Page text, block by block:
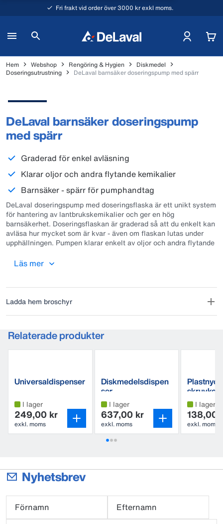
Fri frakt vid order över 3000 kr exkl moms.
Hem Webshop Rengöring & Hygien
Diskmedel
Doseringsutrustning
DeLaval barnsäker doseringspump med spärr
DeLaval barnsäker doseringspump
med spärr
Graderad för enkel avläsning
Klarar oljor och andra flytande kemikalier
Barnsäker - spärr för pumphandtag
DeLaval doseringspump med doseringsflaska är ett unikt system
för hantering av lantbrukskemikalier och ger en hög
barnsäkerhet. Doseringsflaskan är graderad så att du enkelt kan
avläsa hur mycket som är kvar - även om flaskan lutas under
upphällningen. Pumpen klarar enkelt av oljor och andra flytande
Pumpen har hög kapacitet - med några få pumpslag fylls den
pumpen. Bekvämt greppvänligt handtag. Smidigt
hanteringssystem med integrerad flaska minskar risken för
för 60 och 200 liters fat ger 4 dl/pumpslag.
Läs mer
Ladda hem broschyr
Relaterade produkter
Universaldispenser
I lager
249,00 kr
exkl. moms
Diskmedelsdispen
ser
I lager
637,00 kr
exkl. moms
dunkar
I lager
138,00
exkl. moms
Nyhetsbrev
Förnamn
Efternamn